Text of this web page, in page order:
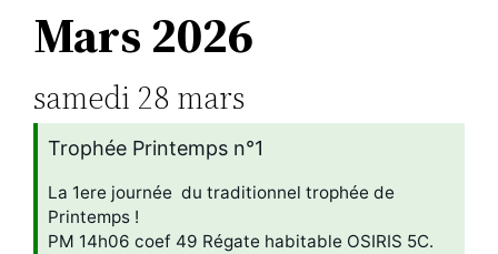
Mars 2026
samedi 28 mars
Trophée Printemps n°1
La 1ere journée du traditionnel trophée de
Printemps !
PM 14h06 coef 49 Régate habitable OSIRIS 5C.